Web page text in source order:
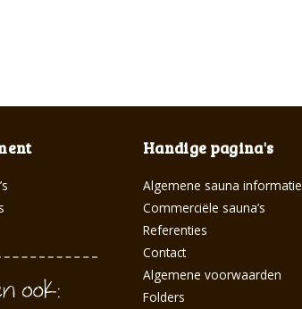
Handige pagina's
Algemene sauna informatie
Commerciële sauna’s
Referenties
Contact
Algemene voorwaarden
Folders